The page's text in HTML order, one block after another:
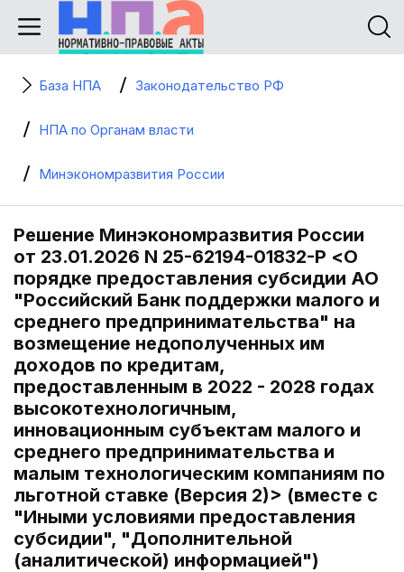
База НПА Законодательство РФ
НПА по Органам власти
Минэкономразвития России
Решение Минэкономразвития России
от 23.01.2026 N 25-62194-01832-Р <О
порядке предоставления субсидии АО
"Российский Банк поддержки малого и
среднего предпринимательства" на
возмещение недополученных им
доходов по кредитам,
предоставленным в 2022 - 2028 годах
высокотехнологичным,
инновационным субъектам малого и
среднего предпринимательства и
малым технологическим компаниям по
льготной ставке (Версия 2)> (вместе с
"Иными условиями предоставления
субсидии", "Дополнительной
(аналитической) информацией")